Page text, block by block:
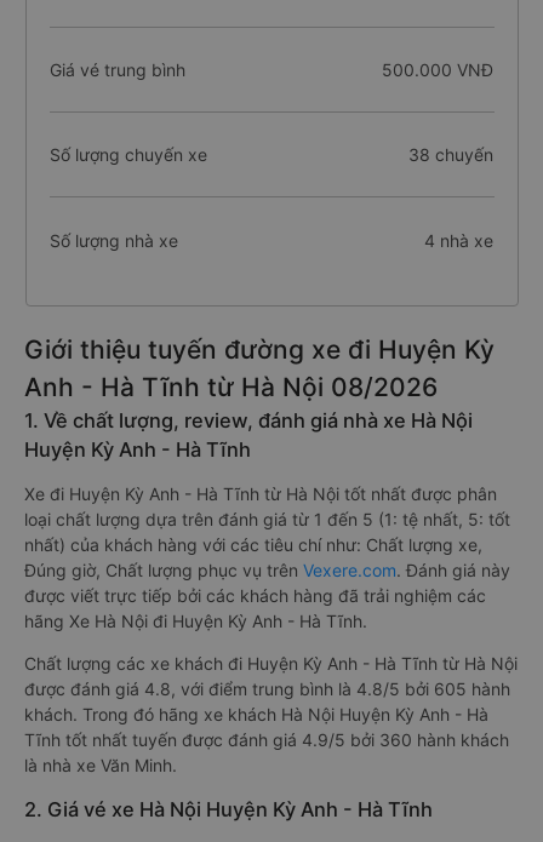
Giá vé trung bình 500.000 VNĐ
Số lượng chuyến xe 38 chuyến
Số lượng nhà xe 4 nhà xe
Giới thiệu tuyến đường xe đi Huyện Kỳ
Anh - Hà Tĩnh từ Hà Nội 08/2026
1. Về chất lượng, review, đánh giá nhà xe Hà Nội
Huyện Kỳ Anh - Hà Tĩnh
Xe đi Huyện Kỳ Anh - Hà Tĩnh từ Hà Nội tốt nhất được phân
loại chất lượng dựa trên đánh giá từ 1 đến 5 (1: tệ nhất, 5: tốt
nhất) của khách hàng với các tiêu chí như: Chất lượng xe,
Đúng giờ, Chất lượng phục vụ trên Vexere.com. Đánh giá này
được viết trực tiếp bởi các khách hàng đã trải nghiệm các
hãng Xe Hà Nội đi Huyện Kỳ Anh - Hà Tĩnh.
Chất lượng các xe khách đi Huyện Kỳ Anh - Hà Tĩnh từ Hà Nội
được đánh giá 4.8, với điểm trung bình là 4.8/5 bởi 605 hành
khách. Trong đó hãng xe khách Hà Nội Huyện Kỳ Anh - Hà
Tĩnh tốt nhất tuyến được đánh giá 4.9/5 bởi 360 hành khách
là nhà xe Văn Minh.
2. Giá vé xe Hà Nội Huyện Kỳ Anh - Hà Tĩnh